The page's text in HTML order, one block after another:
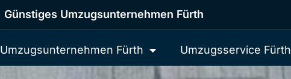
Günstiges Umzugsunternehmen Fürth
Umzugsunternehmen Fürth Umzugsservice Fürth